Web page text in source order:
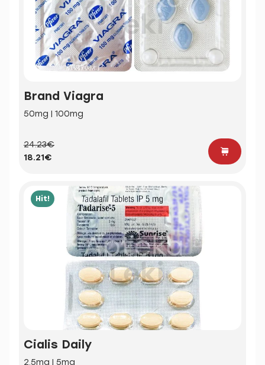
Brand Viagra
50mg | 100mg
24.23€
18.21€
Hit!
Cialis Daily
2.5mg | 5mg